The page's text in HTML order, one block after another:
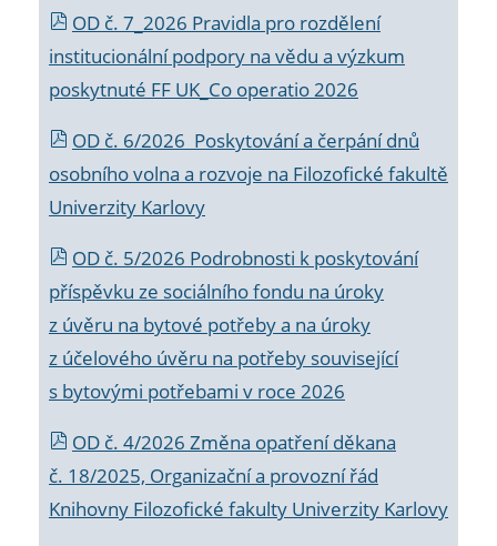
OD č. 7_2026 Pravidla pro rozdělení
institucionální podpory na vědu a výzkum
poskytnuté FF UK_Co operatio 2026
OD č. 6/2026 Poskytování a čerpání dnů
osobního volna a rozvoje na Filozofické fakultě
Univerzity Karlovy
OD č. 5/2026 Podrobnosti k poskytování
příspěvku ze sociálního fondu na úroky
z úvěru na bytové potřeby a na úroky
z účelového úvěru na potřeby související
s bytovými potřebami v roce 2026
OD č. 4/2026 Změna opatření děkana
č. 18/2025, Organizační a provozní řád
Knihovny Filozofické fakulty Univerzity Karlovy